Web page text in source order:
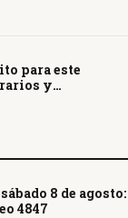
para este
y
8 de agosto:
4847